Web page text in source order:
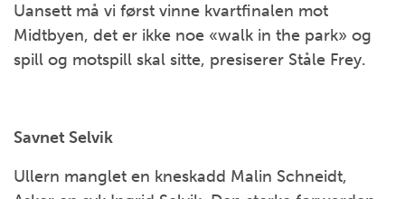
Uansett må vi først vinne kvartfinalen mot
Midtbyen, det er ikke noe «walk in the park» og
spill og motspill skal sitte, presiserer Ståle Frey.
Savnet Selvik
Ullern manglet en kneskadd Malin Schneidt,